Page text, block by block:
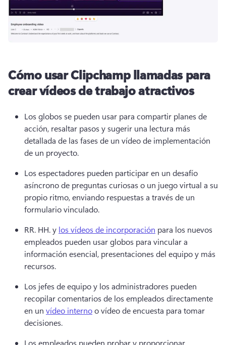
Cómo usar Clipchamp llamadas para
crear vídeos de trabajo atractivos
Los globos se pueden usar para compartir planes de
acción, resaltar pasos y sugerir una lectura más
detallada de las fases de un vídeo de implementación
de un proyecto.
Los espectadores pueden participar en un desafío
asíncrono de preguntas curiosas o un juego virtual a su
propio ritmo, enviando respuestas a través de un
formulario vinculado.
RR. HH. y los vídeos de incorporación para los nuevos
empleados pueden usar globos para vincular a
información esencial, presentaciones del equipo y más
recursos.
Los jefes de equipo y los administradores pueden
recopilar comentarios de los empleados directamente
en un vídeo interno o vídeo de encuesta para tomar
decisiones.